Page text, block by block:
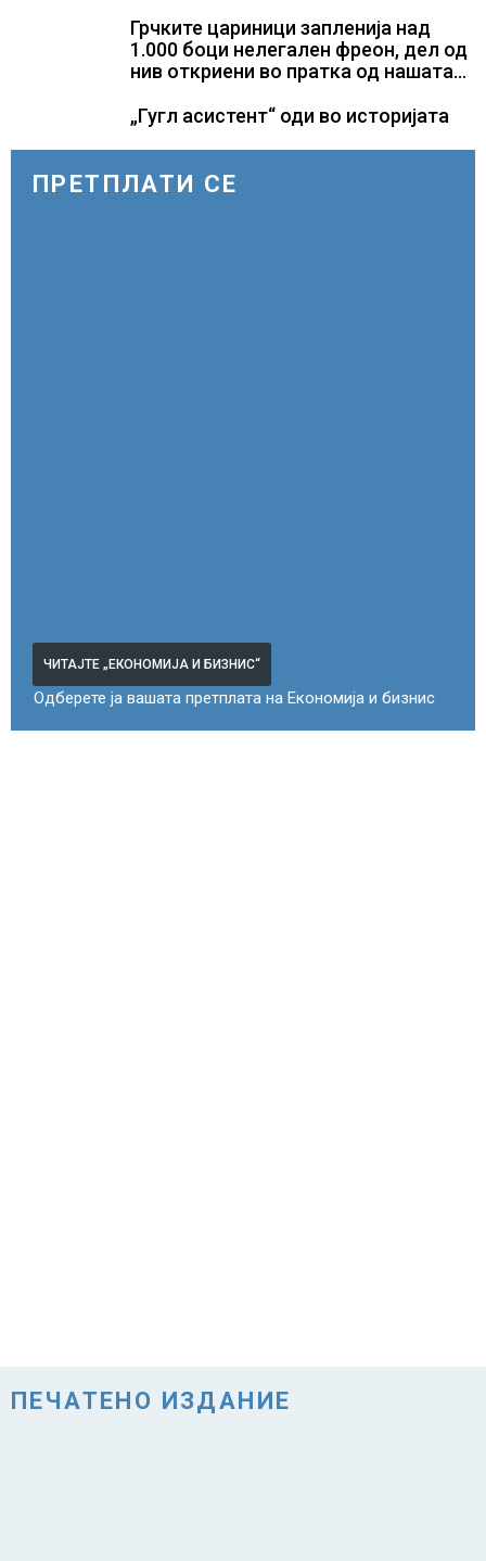
Грчките цариници запленија над
1.000 боци нелегален фреон, дел од
нив откриени во пратка од нашата
„Гугл асистент“ оди во историјата
ПРЕТПЛАТИ СЕ
ЧИТАЈТЕ „ЕКОНОМИЈА И БИЗНИС“
Одберете ја вашата претплата на Економија и бизнис
ПЕЧАТЕНО ИЗДАНИЕ